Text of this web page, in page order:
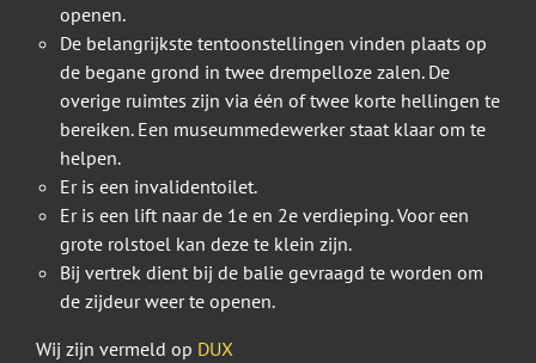
openen.
De belangrijkste tentoonstellingen vinden plaats op
de begane grond in twee drempelloze zalen. De
overige ruimtes zijn via één of twee korte hellingen te
bereiken. Een museummedewerker staat klaar om te
helpen.
Er is een invalidentoilet.
Er is een lift naar de 1e en 2e verdieping. Voor een
grote rolstoel kan deze te klein zijn.
Bij vertrek dient bij de balie gevraagd te worden om
de zijdeur weer te openen.
Wij zijn vermeld op DUX